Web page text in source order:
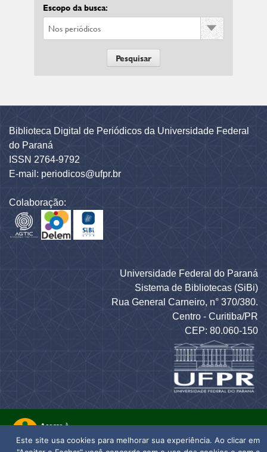
Escopo da busca:
Biblioteca Digital de Periódicos da Universidade Federal
do Paraná
ISSN 2764-9792
E-mail: periodicos@ufpr.br
Colaboração:
Universidade Federal do Paraná
Sistema de Bibliotecas (SiBi)
Rua General Carneiro, n° 370/380.
Centro - Curitiba/PR
CEP: 80.060-150
Este site usa cookies para melhorar sua experiência. Ao clicar em